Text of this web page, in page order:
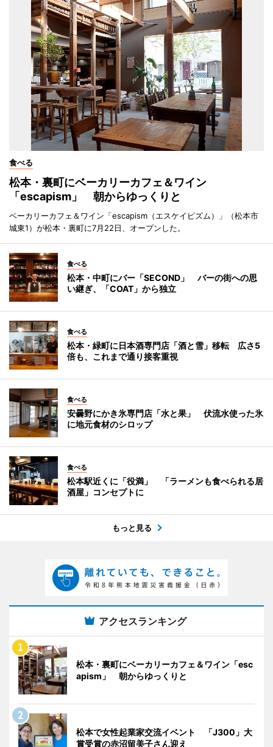
食べる
松本・裏町にベーカリーカフェ＆ワイン
「escapism」 朝からゆっくりと
ベーカリーカフェ＆ワイン「escapism（エスケイピズム）」（松本市
城東1）が松本・裏町に7月22日、オープンした。
食べる
松本・中町にバー「SECOND」 バーの街への思
い継ぎ、「COAT」から独立
食べる
松本・緑町に日本酒専門店「酒と雪」移転 広さ5
倍も、これまで通り接客重視
食べる
安曇野にかき氷専門店「水と果」 伏流水使った氷
に地元食材のシロップ
食べる
松本駅近くに「役満」 「ラーメンも食べられる居
酒屋」コンセプトに
もっと見る
アクセスランキング
松本・裏町にベーカリーカフェ＆ワイン「esc
apism」 朝からゆっくりと
松本で女性起業家交流イベント 「J300」大
賞受賞の赤沼留美子さん迎え